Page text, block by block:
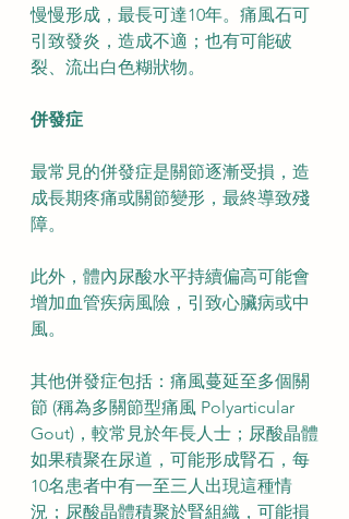
慢慢形成，最長可達10年。痛風石可
引致發炎，造成不適；也有可能破
裂、流出白色糊狀物。
併發症
最常見的併發症是關節逐漸受損，造
成長期疼痛或關節變形，最終導致殘
障。
此外，體內尿酸水平持續偏高可能會
增加血管疾病風險，引致心臟病或中
風。
其他併發症包括：痛風蔓延至多個關
節 (稱為多關節型痛風 Polyarticular
Gout)，較常見於年長人士；尿酸晶體
如果積聚在尿道，可能形成腎石，每
10名患者中有一至三人出現這種情
況；尿酸晶體積聚於腎組織，可能損